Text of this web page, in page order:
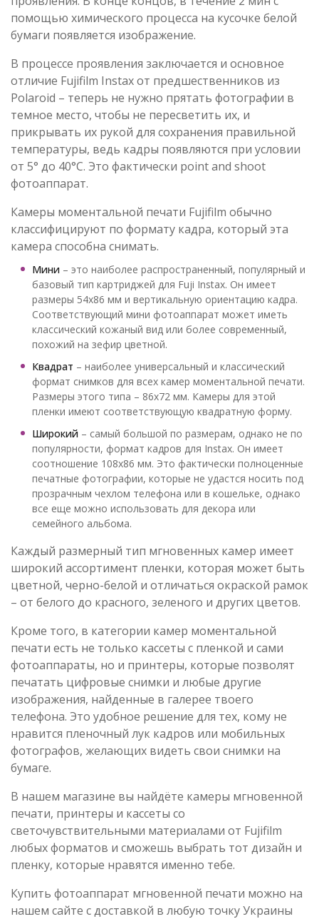
помощью химического процесса на кусочке белой
бумаги появляется изображение.
В процессе проявления заключается и основное
отличие Fujifilm Instax от предшественников из
Polaroid – теперь не нужно прятать фотографии в
темное место, чтобы не пересветить их, и
прикрывать их рукой для сохранения правильной
температуры, ведь кадры появляются при условии
от 5° до 40°C. Это фактически point and shoot
фотоаппарат.
Камеры моментальной печати Fujifilm обычно
классифицируют по формату кадра, который эта
камера способна снимать.
Мини – это наиболее распространенный, популярный и
базовый тип картриджей для Fuji Instax. Он имеет
размеры 54х86 мм и вертикальную ориентацию кадра.
Соответствующий мини фотоаппарат может иметь
классический кожаный вид или более современный,
похожий на зефир цветной.
Квадрат – наиболее универсальный и классический
формат снимков для всех камер моментальной печати.
Размеры этого типа – 86х72 мм. Камеры для этой
пленки имеют соответствующую квадратную форму.
Широкий – самый большой по размерам, однако не по
популярности, формат кадров для Instax. Он имеет
соотношение 108х86 мм. Это фактически полноценные
печатные фотографии, которые не удастся носить под
прозрачным чехлом телефона или в кошельке, однако
все еще можно использовать для декора или
семейного альбома.
Каждый размерный тип мгновенных камер имеет
широкий ассортимент пленки, которая может быть
цветной, черно-белой и отличаться окраской рамок
– от белого до красного, зеленого и других цветов.
Кроме того, в категории камер моментальной
печати есть не только кассеты с пленкой и сами
фотоаппараты, но и принтеры, которые позволят
печатать цифровые снимки и любые другие
изображения, найденные в галерее твоего
телефона. Это удобное решение для тех, кому не
нравится пленочный лук кадров или мобильных
фотографов, желающих видеть свои снимки на
бумаге.
В нашем магазине вы найдёте камеры мгновенной
печати, принтеры и кассеты со
светочувствительными материалами от Fujifilm
любых форматов и сможешь выбрать тот дизайн и
пленку, которые нравятся именно тебе.
Купить фотоаппарат мгновенной печати можно на
нашем сайте с доставкой в любую точку Украины